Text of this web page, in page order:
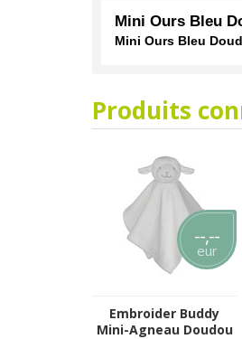
Mini Ours Bleu
Mini Ours Bleu
Produits
--,--
eur
Embroider Buddy
Mini-Agneau Doudou